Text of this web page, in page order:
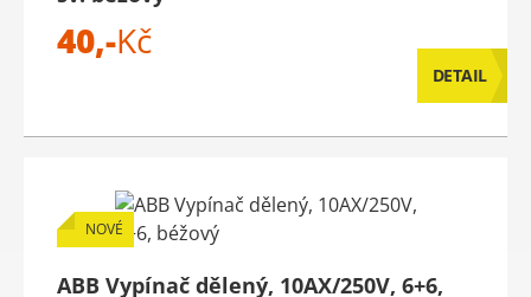
40,-Kč
DETAIL
NOVÉ
ABB Vypínač dělený, 10AX/250V, 6+6,